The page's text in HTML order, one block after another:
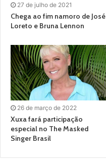
27 de julho de 2021
Chega ao fim namoro de José
Loreto e Bruna Lennon
26 de março de 2022
Xuxa fará participação
especial no The Masked
Singer Brasil